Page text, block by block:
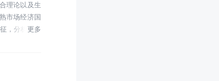
理论以及生
市场经济国
，分析市场